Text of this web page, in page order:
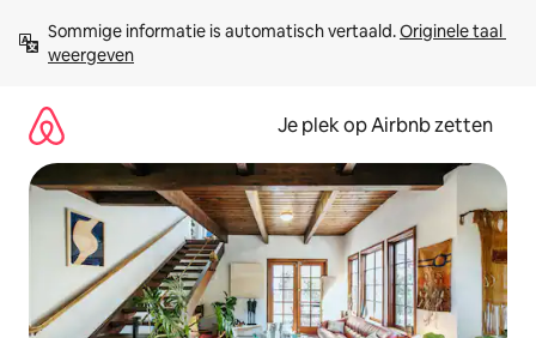
direct
naar
Sommige informatie is automatisch vertaald. Originele taal
weergeven
Je plek op Airbnb zetten